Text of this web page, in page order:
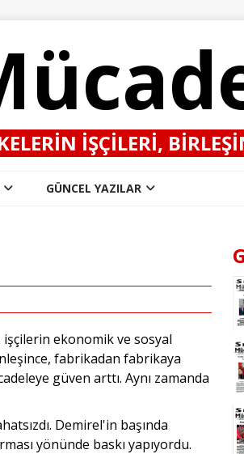
IŞÇILERI,
GÜNCEL YAZILAR
işçilerin ekonomik ve sosyal
fabrikadan fabrikaya
güven arttı. Aynı zamanda
Demirel'in başında
yönünde baskı yapıyordu.